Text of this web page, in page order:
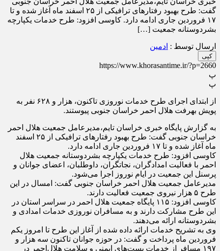
گفت: طرح بهبود رفتار‌های ترافیکی از ۲۵ اسفند ماه آغاز شده و تا
۱۷ فروردین جاری ادامه دارد. کاوسی افزود: طرح خدمات یکپارچه
بشردوستانه جمعیت […]
ارسال توسط : ادمین
کپی
https://www.khorasantime.ir/?p=2660
پ
پ
از ابتدای اجرای طرح خدمات نوروزی تاکنون، هزار و ۶۲۸ نفر به
پویش بهرفت هلال احمر خراسان جنوبی پیوستند.
به گزارش پایگاه خبری خراسان تایم،مدیرعامل جمعیت هلال احمر
خراسان جنوبی گفت: طرح بهبود رفتار‌های ترافیکی از ۲۵ اسفند
ماه آغاز شده و تا ۱۷ فروردین جاری ادامه دارد.
کاوسی افزود: طرح خدمات یکپارچه بشردوستانه جمعیت هلال
احمر با فعالیت امدادگران، نجاتگران، داوطلبان، اعضای جوانان و
پرسنل این جمعیت در ایام نوروز اجرا می‌شود.
مدیرعامل جمعیت هلال احمر خراسان جنوبی گفت: امسال در این
طرح ۵ هزار نیروی جمعیت فعالیت دارند.
کاوسی افزود: ۱۱۵ پایگاه جمعیت هلال احمر در سراسر استان در
این طرح مشارکت دارند و به مسافران نوروزی خدمات امدادی و
بشردوستانه ارائه می‌دهند.
وی به تشریح خدمات ارائه داده شده از آغاز این طرح تا امروز یکم
فروردین ماه پرداخت و گفت: در حوزه جوانان تاکنون سه هزار و
۱۹۷ مسافر از خدمات پست‌های ایمنی و سلامت هلال‌احمر در